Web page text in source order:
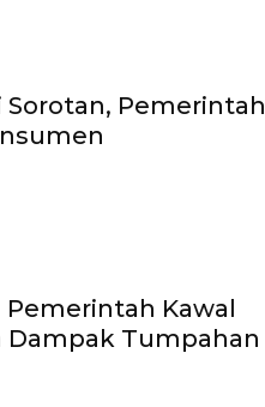
Sorotan, Pemerintah
Kawal
Dampak Tumpahan